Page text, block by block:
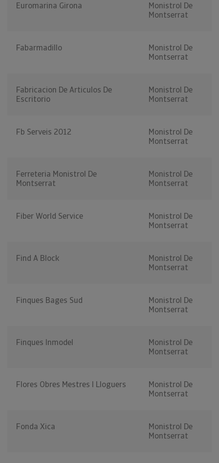
Euromarina Girona
Monistrol De
Montserrat
Fabarmadillo
Monistrol De
Montserrat
Fabricacion De Articulos De
Escritorio
Monistrol De
Montserrat
Fb Serveis 2012
Monistrol De
Montserrat
Ferreteria Monistrol De
Montserrat
Monistrol De
Montserrat
Fiber World Service
Monistrol De
Montserrat
Find A Block
Monistrol De
Montserrat
Finques Bages Sud
Monistrol De
Montserrat
Finques Inmodel
Monistrol De
Montserrat
Flores Obres Mestres I Lloguers
Monistrol De
Montserrat
Fonda Xica
Monistrol De
Montserrat